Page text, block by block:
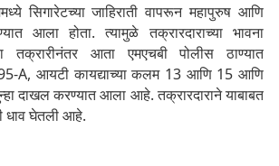
सिगारेटच्या जाहिराती वापरून महापुरुष आणि
आला होता. त्यामुळे तक्रारदाराच्या भावना
आता एमएचबी पोलीस ठाण्यात
A, आयटी कायद्याच्या कलम 13 आणि 15 आणि
दाखल करण्यात आला आहे. तक्रारदाराने याबाबत
धाव घेतली आहे.